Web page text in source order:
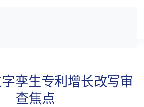
孪生专利增长改写审
查焦点